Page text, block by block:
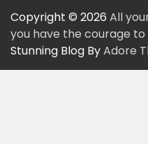
Copyright © 2026 All
you have the courage
Stunning Blog ByAdore